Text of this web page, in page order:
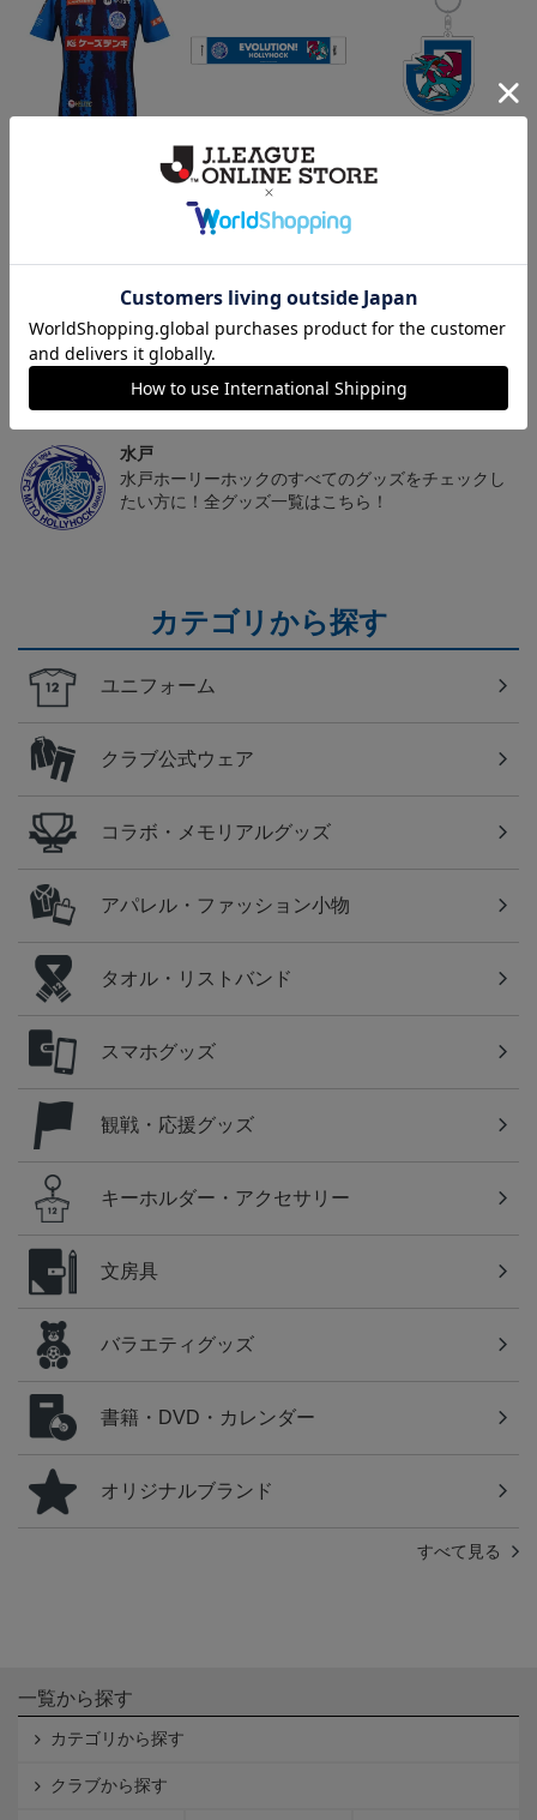
センティックユニフォー
水戸ホーリーホック ボ
ーマンダ タオルマフラー
2,500円
ーマンダ キーホルダー
1,100円
トピックス
水戸
こだわりのデザインに注目！タオルマフラーは応援
水戸
水戸ホーリーホックのすべてのグッズをチェックし
たい方に！全グッズ一覧はこちら！
カテゴリから探す
ユニフォーム
クラブ公式ウェア
コラボ・メモリアルグッズ
アパレル・ファッション小物
タオル・リストバンド
スマホグッズ
観戦・応援グッズ
キーホルダー・アクセサリー
文房具
バラエティグッズ
書籍・DVD・カレンダー
オリジナルブランド
すべて見る
一覧から探す
カテゴリから探す
クラブから探す